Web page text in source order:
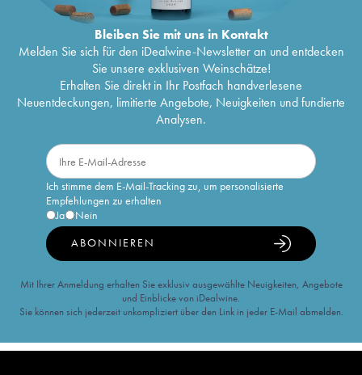
Bleiben Sie mit uns in Kontakt
Melden Sie sich für den iDealwine-Newsletter an und entdecken
Sie unsere exklusiven Weinschätze!
Erhalten Sie direkt in Ihr Postfach handverlesene
Neuentdeckungen, limitierte Angebote, Neuigkeiten und fundierte
Analysen.
Ich stimme dem E-Mail-Tracking zu, um personalisierte
Empfehlungen zu erhalten
Ja
Nein
ABONNIEREN
Mit Ihrer Anmeldung erhalten Sie exklusiv ausgewählte Neuigkeiten, Angebote
und Einblicke von iDealwine.
Sie können sich jederzeit unkompliziert über den Link in jeder E-Mail abmelden.